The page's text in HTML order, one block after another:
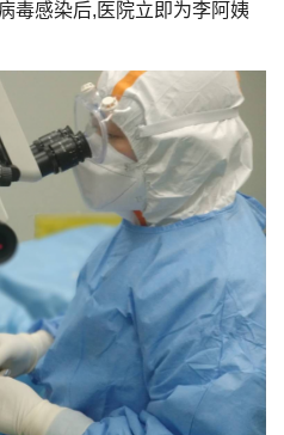
毒感染后,医院立即为李阿姨